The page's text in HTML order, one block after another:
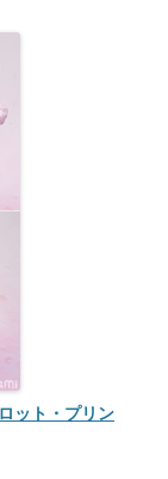
ット・プリン